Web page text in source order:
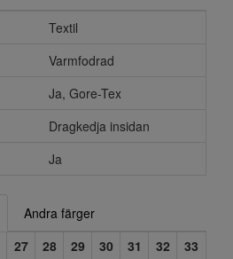
Textil
Varmfodrad
Ja, Gore-Tex
Dragkedja insidan
Ja
Andra färger
27 28 29 30 31 32
33